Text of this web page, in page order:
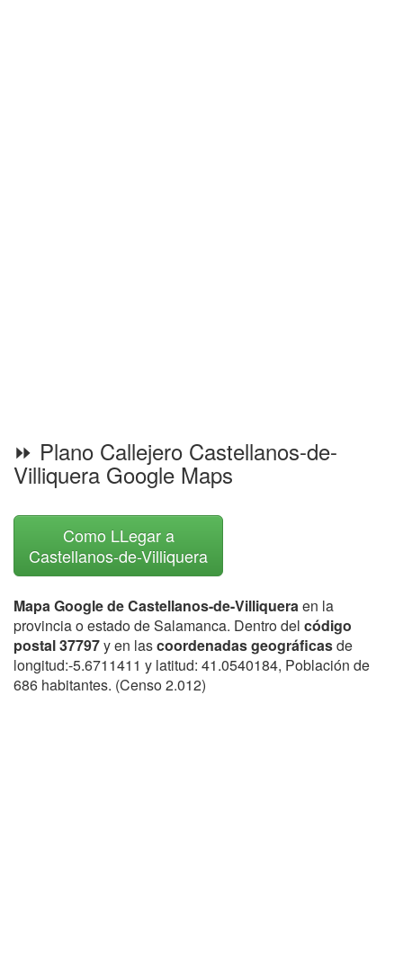
⏩ Plano Callejero Castellanos-de-
Villiquera Google Maps
Como LLegar a
Castellanos-de-Villiquera
Mapa Google de Castellanos-de-Villiqueraen la
provincia o estado de Salamanca. Dentro del código
postal 37797y en lascoordenadas geográficasde
longitud:-5.6711411 y latitud: 41.0540184, Población de
686 habitantes. (Censo 2.012)